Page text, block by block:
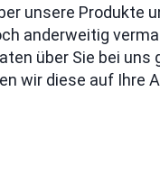
unsere
anderweitig
über Sie bei
wir diese auf Ihre